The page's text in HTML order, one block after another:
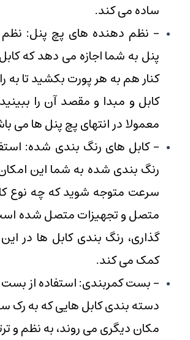
ساده می کند.
- نظم دهنده های پچ پنل:
پنل به شما اجازه می دهد که
کنار هم به هر پورت بکشید تا به
کابل و مبدا و مقصد آن را
معمولا در انتهای پچ پنل ها می
- کابل های رنگ بندی شده:
رنگ بندی شده به شما این
سرعت متوجه شوید که چه نوع
متصل و تجهیزات متصل شده
گذاری، رنگ بندی کابل ها در
کمک می کند.
- بست کمربندی: استفاده از بست
دسته بندی کابل هایی که به رک
مکان دیگری می روند، به نظم و